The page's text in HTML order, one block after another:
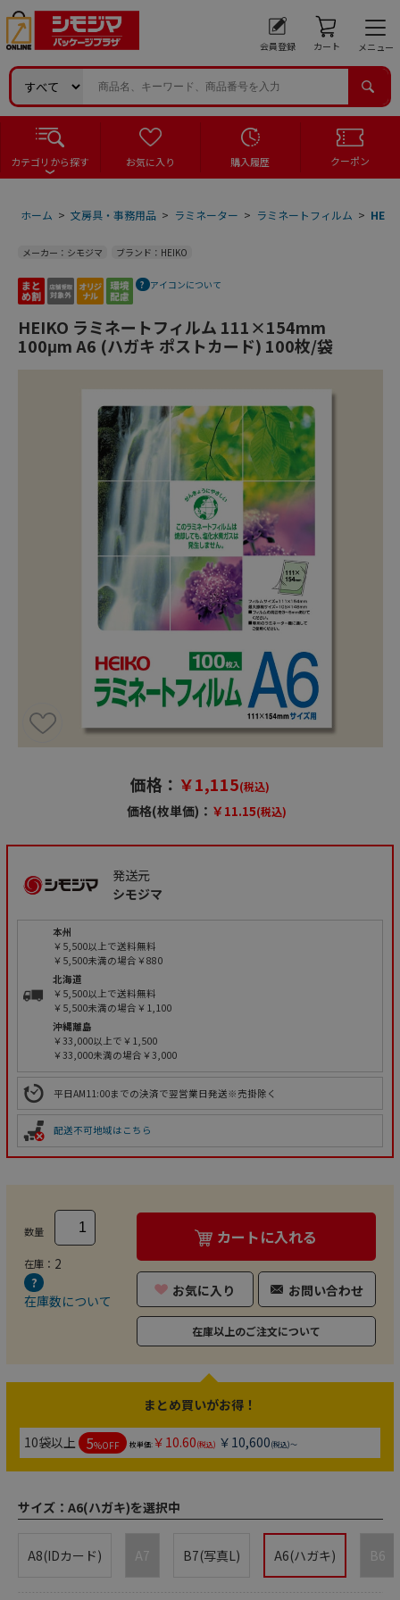
会員登録 カート メニュー
カテゴリから探す お気に入り 購入履歴 クーポン
ホーム > 文房具・事務用品 > ラミネーター > ラミネートフィルム >
メーカー：シモジマ ブランド：HEIKO
アイコンについて
HEIKO ラミネートフィルム 111×154mm
100μm A6 (ハガキ ポストカード) 100枚/袋
価格： ￥1,115(税込)
価格(枚単価)： ￥11.15(税込)
発送元
シモジマ
本州
￥5,500以上で送料無料
￥5,500未満の場合￥880
北海道
￥5,500以上で送料無料
￥5,500未満の場合￥1,100
沖縄離島
￥33,000以上で￥1,500
￥33,000未満の場合￥3,000
平日AM11:00までの決済で翌営業日発送※売掛除く
配送不可地域はこちら
数量
在庫： 2
在庫数について
カートに入れる
お気に入り お問い合わせ
在庫以上のご注文について
まとめ買いがお得！
10袋以上 5%OFF 枚単価:￥10.60(税込) ￥10,600(税込)～
サイズ： A6(ハガキ)を選択中
A8(IDカード) A7 B7(写真L) A6(ハガキ) B6